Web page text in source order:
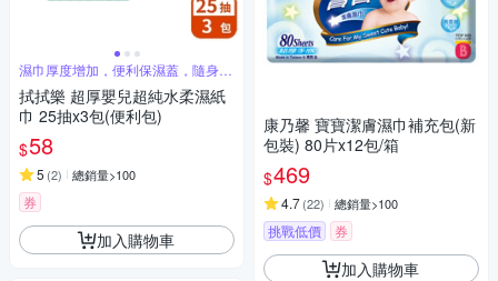
濕巾厚度增加，便利保濕蓋，隨身攜
帶好方便
拭拭樂 超厚嬰兒超純水柔濕紙
巾 25抽x3包(便利包)
$58
5 (2) 總銷量>100
券
加入購物車
康乃馨 寶寶潔膚濕巾補充包(新
包裝) 80片x12包/箱
$469
4.7(22) 總銷量>100
挑戰低價 券
加入購物車